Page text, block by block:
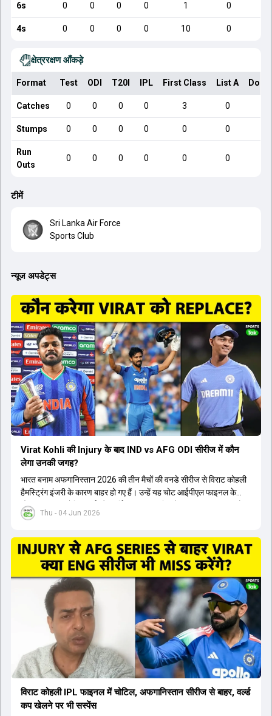
6s 0 0 0 0 1 0
4s 0 0 0 0 10 0
क्षेत्ररक्षण आँकड़े
Format Test ODI T20I IPL First Class List A
Catches 0 0 0 0 3 0
Stumps 0 0 0 0 0 0
Run
Outs
0 0 0 0 0 0
टीमें
Sri Lanka Air Force
Sports Club
न्यूज अपडेट्स
Thu - 04 Jun 2026
Virat Kohli की Injury के बाद IND vs AFG ODI सीरीज में कौन
लेगा उनकी जगह?
भारत बनाम अफगानिस्तान 2026 की तीन मैचों की वनडे सीरीज से विराट कोहली
हैमस्ट्रिंग इंजरी के कारण बाहर हो गए हैं। उन्हें यह चोट आईपीएल फाइनल के
दौरान लगी थी। रोहित शर्मा और हार्दिक पांड्या की फिटनेस पर भी अभी सवाल हैं,
इसलिए नंबर तीन पर कोहली की जगह एक मजबूत विकल्प खोजना जरूरी है। इस
रुतुराज गायकवाड़ 58.8 की लिस्ट ए औसत के साथ एक मजबूत विकल्प हैं। संजू
सैमसन भी बड़े दावेदार हैं, जिनका वनडे क्रिकेट में 56 से ज्यादा का औसत है।
यशस्वी जायसवाल को भी मौका मिल सकता है, हालांकि उनके बैटिंग ऑर्डर पर
विचार करना होगा। इसके अलावा 82 से ज्यादा की लिस्ट ए औसत वाले देवदत्त
पडिक्कल भी एक शानदार विकल्प हो सकते हैं। टीम मैनेजमेंट स्क्वाड में पहले से
मौजूद ईशान किशन को भी नंबर तीन पर खिलाने का फैसला कर सकती है।
विराट कोहली IPL फाइनल में चोटिल, अफगानिस्तान सीरीज से बाहर, वर्ल्ड
कप खेलने पर भी सस्पेंस